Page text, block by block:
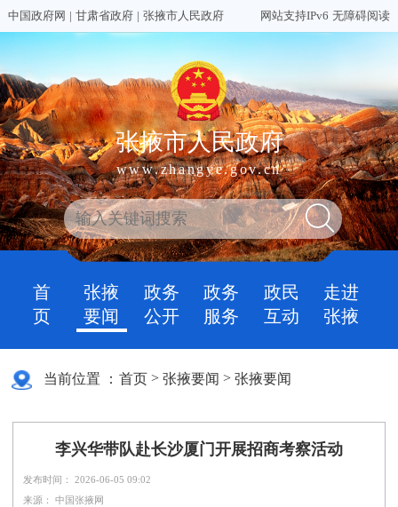
中国政府网 | 甘肃省政府 | 张掖市人民政府 网站支持IPv6 无障碍阅读
张掖市人民政府
www.zhangye.gov.cn
首
页
张掖
要闻
政务
公开
政务
服务
政民
互动
走进
张掖
当前位置 ： 首页 >张掖要闻 >张掖要闻
李兴华带队赴长沙厦门开展招商考察活动
发布时间： 2026-06-05 09:02
来源： 中国张掖网